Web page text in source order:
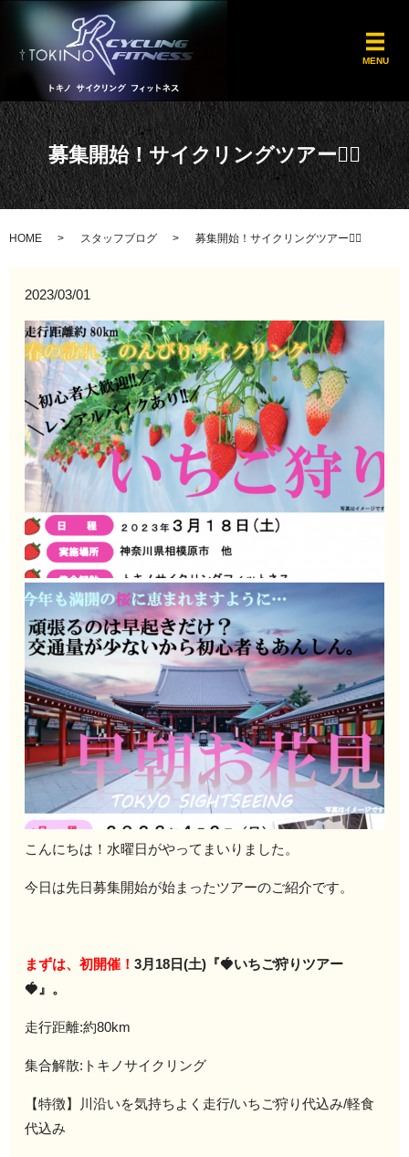
MENU
募集開始！サイクリングツアー🚴‍♀️
HOME スタッフブログ 募集開始！サイクリングツアー🚴‍♀️
2023/03/01
こんにちは！水曜日がやってまいりました。
今日は先日募集開始が始まったツアーのご紹介です。
まずは、初開催！3月18日(土)『🍓いちご狩りツアー
🍓』。
走行距離:約80km
集合解散:トキノサイクリング
【特徴】川沿いを気持ちよく走行/いちご狩り代込み/軽食
代込み